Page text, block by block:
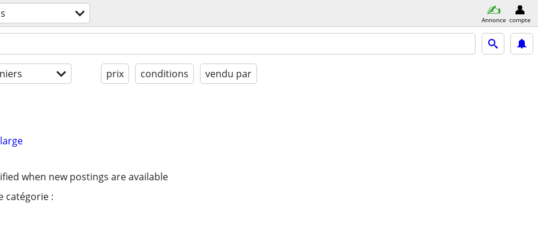
Annonce compte
prix conditions vendu par
when new postings are available
catégorie :